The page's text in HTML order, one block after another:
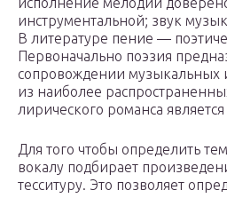
инструментальной; звук
В литературе пение —
Первоначально поэзия
сопровождении музыкальных
из наиболее
лирического романса является
Для того чтобы определить
вокалу подбирает
тесситуру. Это позволяет